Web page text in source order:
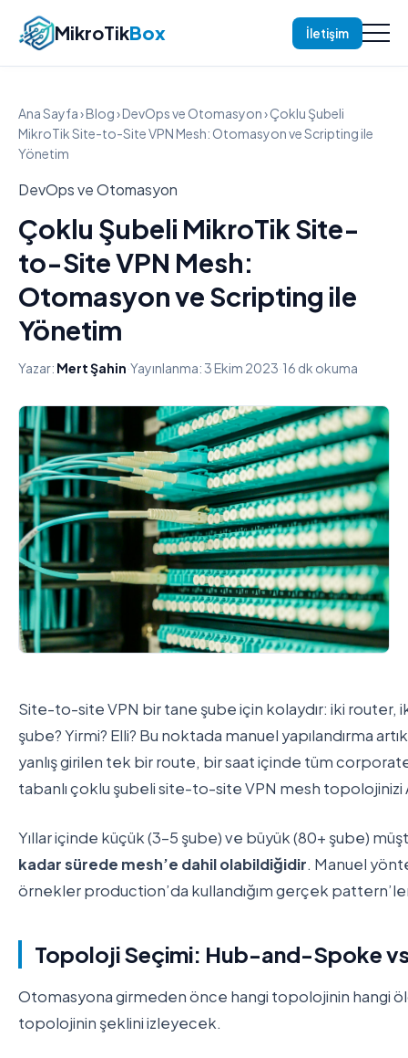
MikroTikBox İletişim
Ana Sayfa›Blog›DevOps ve Otomasyon› Çoklu Şubeli
MikroTik Site-to-Site VPN Mesh: Otomasyon ve Scripting ile
Yönetim
DevOps ve Otomasyon
Çoklu Şubeli MikroTik Site-
to-Site VPN Mesh:
Otomasyon ve Scripting ile
Yönetim
Yazar: Mert Şahin·Yayınlanma: 3 Ekim 2023·16 dk okuma
Site-to-site VPN bir tane şube için kolaydır: iki router,
şube? Yirmi? Elli? Bu noktada manuel yapılandırma
yanlış girilen tek bir route, bir saat içinde tüm
tabanlı çoklu şubeli site-to-site VPN mesh topolojinizi
Yıllar içinde küçük (3-5 şube) ve büyük (80+ şube)
kadar sürede mesh’e dahil olabildiğidir. Manuel
örnekler production’da kullandığım gerçek
Topoloji Seçimi: Hub-and-Spoke
Otomasyona girmeden önce hangi topolojinin hangi
topolojinin şeklini izleyecek.